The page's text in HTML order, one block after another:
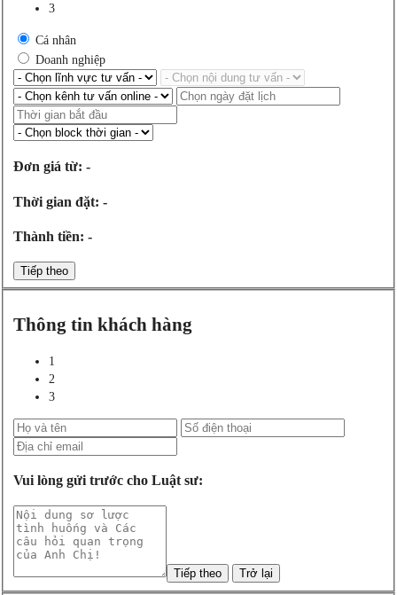
3
Cá nhân
Doanh nghiệp
Đơn giá từ: -
Thời gian đặt: -
Thành tiền: -
Thông tin khách hàng
1
2
3
Vui lòng gửi trước cho Luật sư: